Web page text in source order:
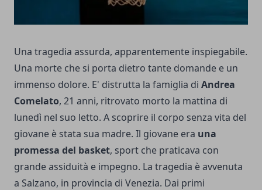
Una tragedia assurda, apparentemente inspiegabile.
Una morte che si porta dietro tante domande e un
immenso dolore. E' distrutta la famiglia di Andrea
Comelato, 21 anni, ritrovato morto la mattina di
lunedì nel suo letto. A scoprire il corpo senza vita del
giovane è stata sua madre. Il giovane era una
promessa del basket, sport che praticava con
grande assiduità e impegno. La tragedia è avvenuta
a Salzano, in provincia di Venezia. Dai primi